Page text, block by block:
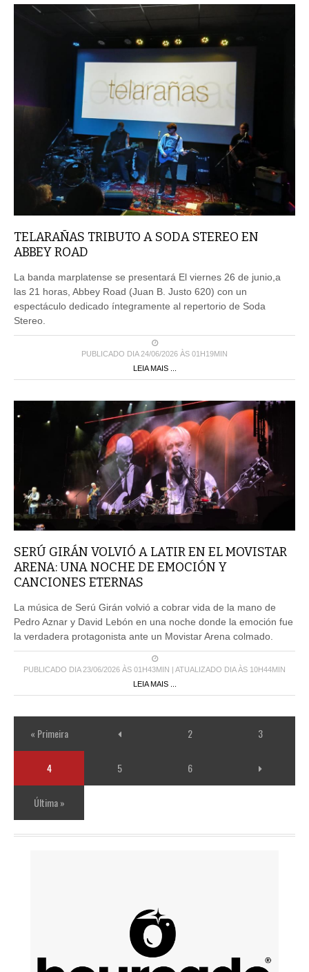
TELARAÑAS TRIBUTO A SODA STEREO EN
ABBEY ROAD
La banda marplatense se presentará El viernes 26 de junio,a
las 21 horas, Abbey Road (Juan B. Justo 620) con un
espectáculo dedicado íntegramente al repertorio de Soda
Stereo.
PUBLICADO DIA 24/06/2026 ÀS 01H19MIN
LEIA MAIS ...
SERÚ GIRÁN VOLVIÓ A LATIR EN EL MOVISTAR
ARENA: UNA NOCHE DE EMOCIÓN Y
CANCIONES ETERNAS
La música de Serú Girán volvió a cobrar vida de la mano de
Pedro Aznar y David Lebón en una noche donde la emoción fue
la verdadera protagonista ante un Movistar Arena colmado.
PUBLICADO DIA 23/06/2026 ÀS 01H43MIN | ATUALIZADO DIA ÀS 10H44MIN
LEIA MAIS ...
« Primeira 2 3
4 5 6
Última »